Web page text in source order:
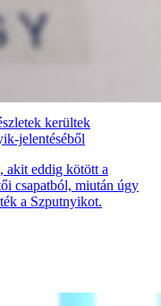
kerültek
jelentéséből
akit eddig kötött a
csapatból, miután úgy
a Szputnyikot.